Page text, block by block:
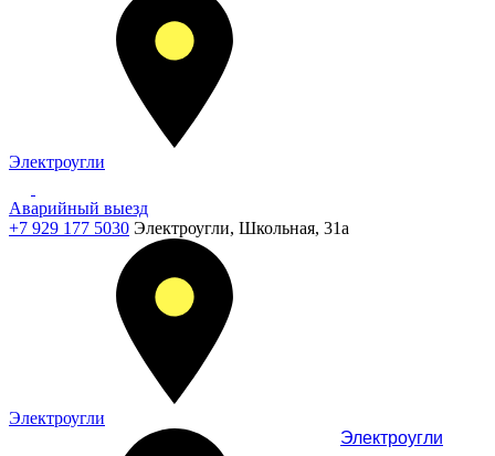
Электроугли
Аварийный выезд
+7 929 177 5030 Электроугли, Школьная, 31а
Электроугли
Электроугли